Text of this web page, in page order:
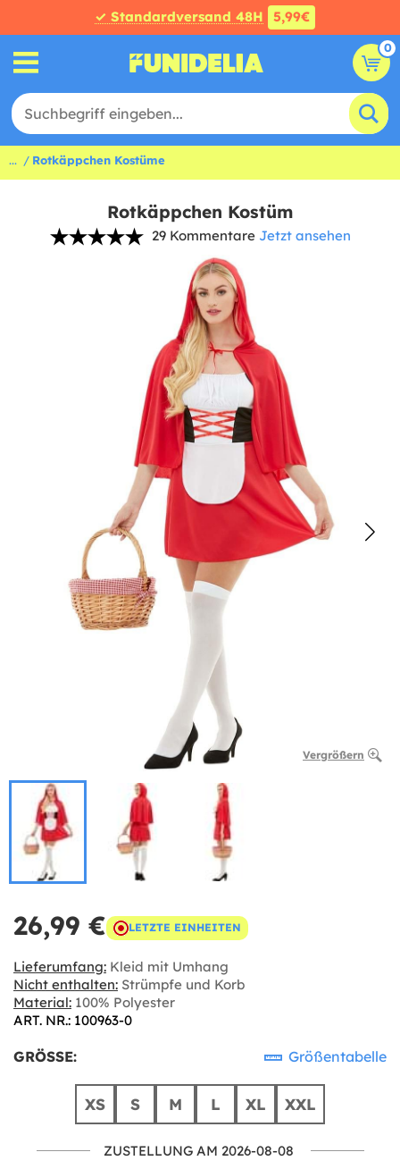
✓ Standardversand 48H 5,99€
0
... Rotkäppchen Kostüme
Rotkäppchen Kostüm
29 Kommentare Jetzt ansehen
Vergrößern
26,99 € LETZTE EINHEITEN
Lieferumfang: Kleid mit Umhang
Nicht enthalten: Strümpfe und Korb
Material: 100% Polyester
ART. NR.: 100963-0
GRÖSSE: Größentabelle
XS S M L XL XXL
ZUSTELLUNG AM 2026-08-08